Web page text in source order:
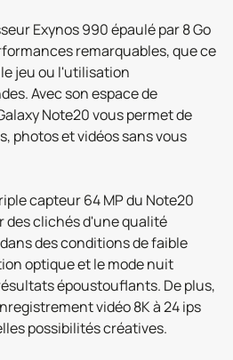
Exynos 990 épaulé par 8 Go
remarquables, que ce
jeu ou l'utilisation
Avec son espace de
Note20 vous permet de
photos et vidéos sans vous
capteur 64 MP du Note20
des clichés d'une qualité
des conditions de faible
optique et le mode nuit
époustouflants. De plus,
vidéo 8K à 24 ips
possibilités créatives.